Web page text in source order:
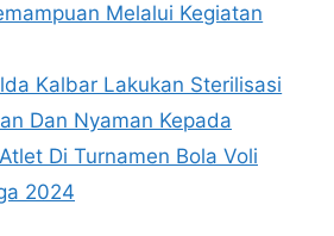
Melalui Kegiatan
Kalbar Lakukan Sterilisasi
Dan Nyaman Kepada
Di Turnamen Bola Voli
2024